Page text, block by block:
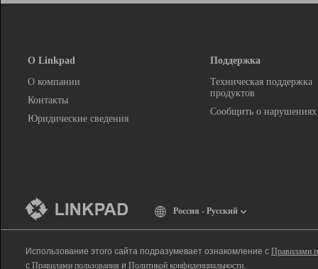
О Linkpad
О компании
Контакты
Юридические сведения
Поддержка
Техническая поддержка
продуктов
Сообщить о нарушениях
Россия - Русский
Использование этого сайта подразумевает ознакомление с Правилами
с Правилами пользования и Политикой конфиденциальности.